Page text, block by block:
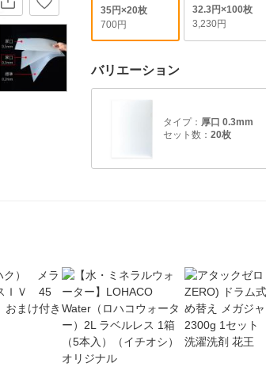
35円×20枚
700円
32.3円×100枚
3,230円
バリエーション
タイプ： 厚口 0.3mm
セット数： 20枚